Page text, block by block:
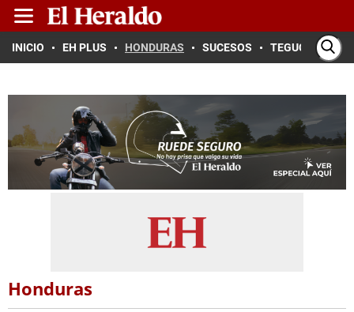
INICIO EH PLUS HONDURAS SUCESOS TEGUCIGALPA
Honduras